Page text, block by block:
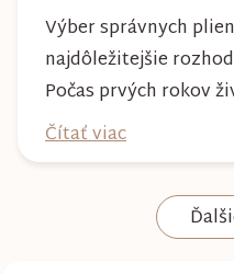
Výber správnych
najdôležitejšie
Počas prvých rokov
plienke väčšinu dňa,
nielen spoľahlivú
komfort a šetrnosť k
Kim & Kimmy boli
Čítať viac